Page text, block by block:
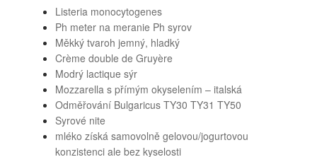
Listeria monocytogenes
Ph meter na meranie Ph syrov
Měkký tvaroh jemný, hladký
Crème double de Gruyère
Modrý lactique sýr
Mozzarella s přímým okyselením – italská
Odměřování Bulgaricus TY30 TY31 TY50
Syrové nite
mléko získá samovolně gelovou/jogurtovou
konzistenci ale bez kyselosti